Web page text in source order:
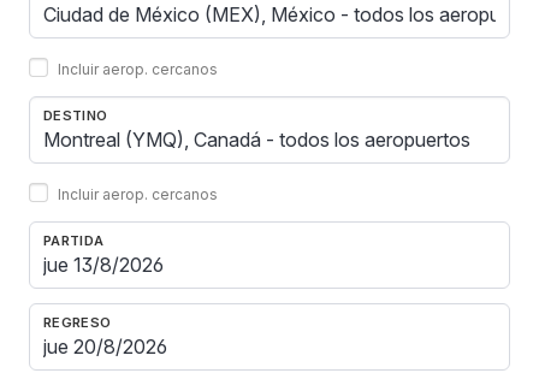
Incluir aerop. cercanos
DESTINO
Incluir aerop. cercanos
PARTIDA
REGRESO